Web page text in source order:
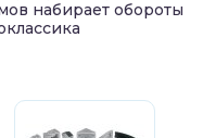
набирает обороты